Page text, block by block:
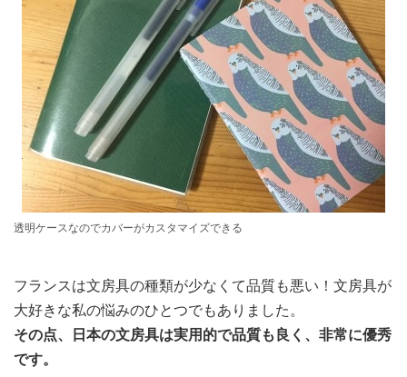
透明ケースなのでカバーがカスタマイズできる
フランスは文房具の種類が少なくて品質も悪い！文房具が
大好きな私の悩みのひとつでもありました。
その点、日本の文房具は実用的で品質も良く、非常に優秀
です。